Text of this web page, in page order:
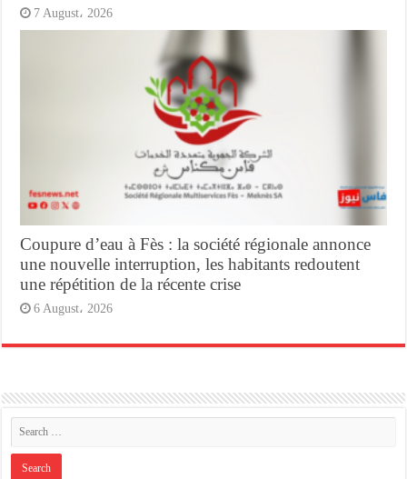
7 August، 2026
Coupure d’eau à Fès : la société régionale annonce
une nouvelle interruption, les habitants redoutent
une répétition de la récente crise
6 August، 2026